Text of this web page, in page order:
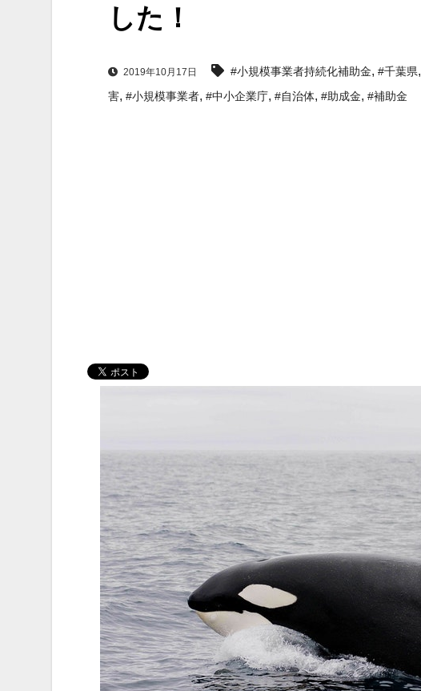
した！
2019年10月17日 #小規模事業者持続化補助金, #千葉県,
害, #小規模事業者, #中小企業庁, #自治体, #助成金, #補助金